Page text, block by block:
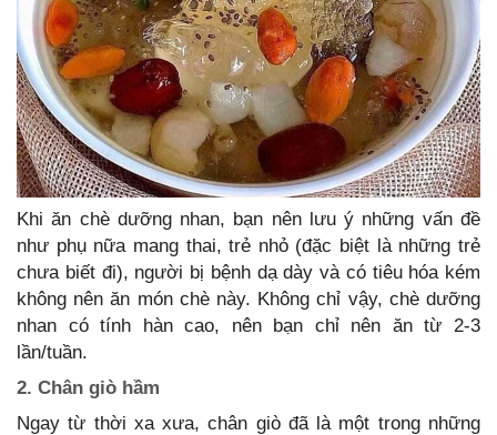
Khi ăn chè dưỡng nhan, bạn nên lưu ý những vấn đề
như phụ nữa mang thai, trẻ nhỏ (đặc biệt là những trẻ
chưa biết đi), người bị bệnh dạ dày và có tiêu hóa kém
không nên ăn món chè này. Không chỉ vậy, chè dưỡng
nhan có tính hàn cao, nên bạn chỉ nên ăn từ 2-3
lần/tuần.
2. Chân giò hầm
Ngay từ thời xa xưa, chân giò đã là một trong những